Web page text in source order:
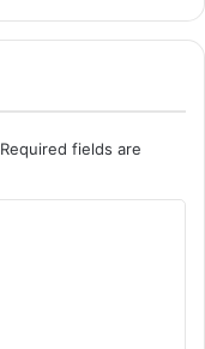
Required fields are